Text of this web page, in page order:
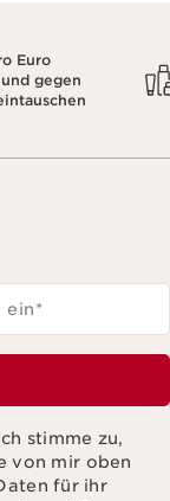
Euro
gegen
ein*
stimme zu,
von mir oben
für ihr